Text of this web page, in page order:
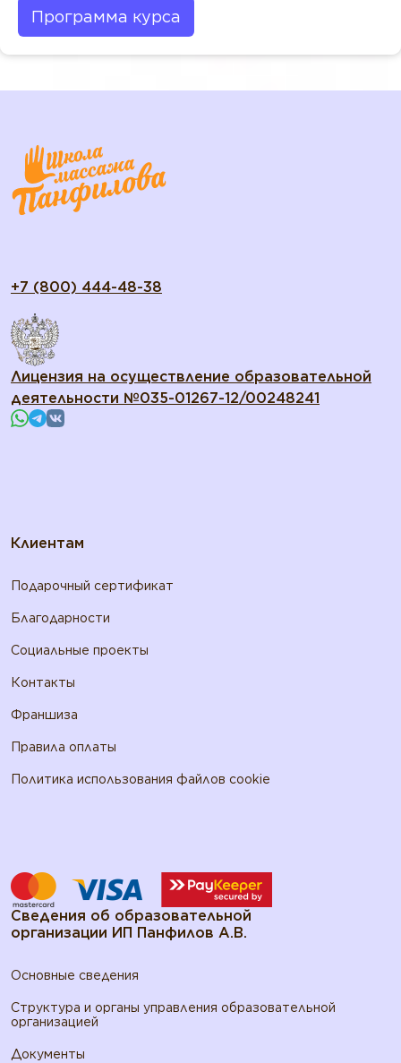
Программа курса
Лицензия на осуществление образовательной
деятельности №035-01267-12/00248241
Клиентам
Подарочный сертификат
Благодарности
Социальные проекты
Контакты
Франшиза
Правила оплаты
Политика использования файлов cookie
+7 (800) 444-48-38
Сведения об образовательной
организации ИП Панфилов А.В.
Основные сведения
Структура и органы управления образовательной
организацией
Документы